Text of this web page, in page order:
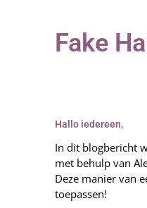
Fake
Hallo iedereen,
In dit blogbericht
met behulp van
Deze manier van
toepassen!